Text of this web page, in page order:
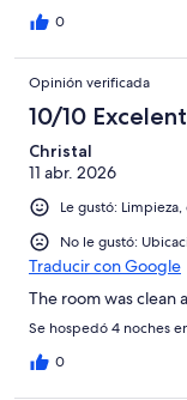
0
Opinión verificada
10/10
Christal
11 abr. 2026
Le gustó:
No le gustó:
Traducir con Google
The room was clean
Se hospedó 4 noches
0